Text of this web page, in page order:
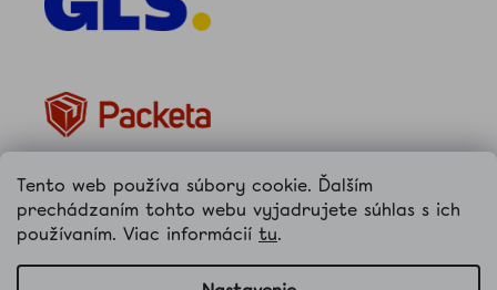
Tento web používa súbory cookie. Ďalším
prechádzaním tohto webu vyjadrujete súhlas s ich
používaním. Viac informácií tu.
hellococo.sk